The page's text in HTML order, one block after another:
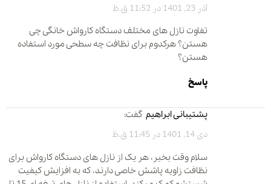
آذر 23, 1401 در 11:52 ق.ظ
تفاوت نازل های مختلف دستگاه کارواش خانگی چی
هستن؟ هرکدوم برای نظافت چه سطحی مورد استفاده
هستن؟
پاسخ
پشتیبانی ابراهیم گفت:
دی 14, 1401 در 11:45 ق.ظ
سلام وقت بخیر، هر یک از نازل های دستگاه کارواش برای
نظافت زاویه پاشش خاصی دارند، که به افزایش کیفیت